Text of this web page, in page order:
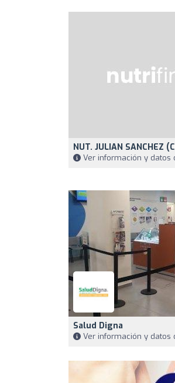
NUT. JULIAN SANCHEZ
Ver información y datos
Salud Digna
Ver información y datos